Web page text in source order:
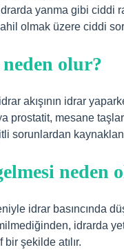
yanma gibi ciddi
olmak üzere ciddi
olur?
idrar akışının idrar
prostatit, mesane
sorunlardan
neden
idrar basıncında
idrarda
şekilde atılır.